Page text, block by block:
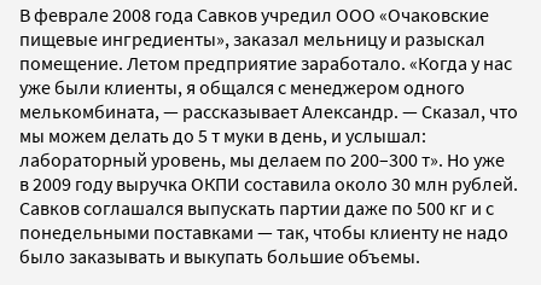
В феврале 2008 года Савков учредил ООО «Очаковские
пищевые ингредиенты», заказал мельницу и разыскал
помещение. Летом предприятие заработало. «Когда у нас
уже были клиенты, я общался с менеджером одного
мелькомбината, — рассказывает Александр. — Сказал, что
мы можем делать до 5 т муки в день, и услышал:
лабораторный уровень, мы делаем по 200–300 т». Но уже
в 2009 году выручка ОКПИ составила около 30 млн рублей.
Савков соглашался выпускать партии даже по 500 кг и с
понедельными поставками — так, чтобы клиенту не надо
было заказывать и выкупать большие объемы.